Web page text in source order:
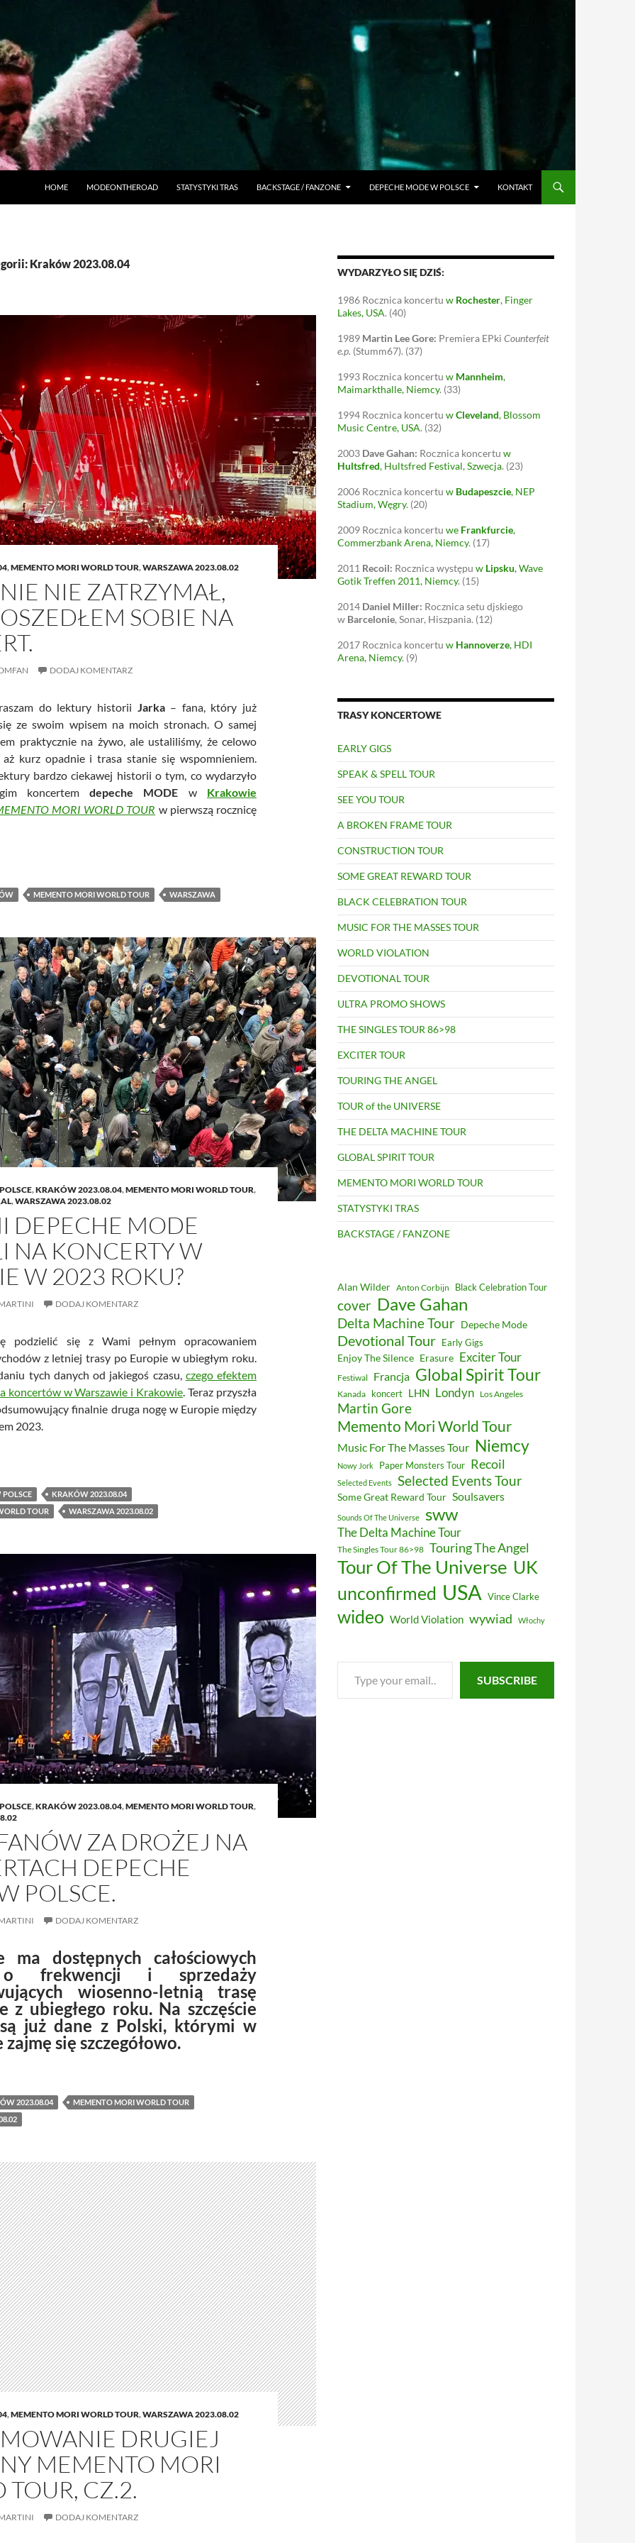
HOME MODEONTHEROAD STATYSTYKI TRAS BACKSTAGE / FANZONE DEPECHE MODE W POLSCE KONTAKT
Kraków 2023.08.04
,MEMENTO MORI WORLD TOUR,WARSZAWA 2023.08.02
NIE ZATRZYMAŁ,
SOBIE NA
DODAJ KOMENTARZ
do lektury historii Jarka– fana, który już
ze swoim wpisem na moich stronach. O samej
praktycznie na żywo, ale ustaliliśmy, że celowo
aż kurz opadnie i trasa stanie się wspomnieniem.
bardzo ciekawej historii o tym, co wydarzyło
koncertemdepeche MODE w Krakowie
MORI WORLD TOUR w pierwszą rocznicę
nie zatrzymał, więc poszedłem sobie na koncert.
MEMENTO MORI WORLD TOUR WARSZAWA
,KRAKÓW 2023.08.04,MEMENTO MORI WORLD TOUR,
,WARSZAWA 2023.08.02
DEPECHE MODE
NA KONCERTY W
W 2023 ROKU?
DODAJ KOMENTARZ
podzielić się z Wami pełnym opracowaniem
z letniej trasy po Europie w ubiegłym roku.
tych danych od jakiegoś czasu, czego efektem
koncertów w Warszawie i Krakowie. Teraz przyszła
finalnie druga nogę w Europie między
2023.
depeche MODE wydali na koncerty w Europie w 2023 roku?
POLSCE
KRAKÓW 2023.08.04
TOUR
WARSZAWA 2023.08.02
,KRAKÓW 2023.08.04,MEMENTO MORI WORLD TOUR,
ZA DROŻEJ NA
DEPECHE
POLSCE.
DODAJ KOMENTARZ
ma dostępnych całościowych
frekwencji i sprzedaży
wiosenno-letnią trasę
z ubiegłego roku. Na szczęście
już dane z Polski, którymi w
się szczegółowo.
fanów za drożej na koncertach depeche MODE w Polsce.
2023.08.04
MEMENTO MORI WORLD TOUR
,MEMENTO MORI WORLD TOUR,WARSZAWA 2023.08.02
DRUGIEJ
MEMENTO MORI
TOUR, CZ.2.
DODAJ KOMENTARZ
WYDARZYŁO SIĘ DZIŚ:
1986 Rocznica koncertu w Rochester, Finger
Lakes, USA. (40)
1989 Martin Lee Gore: Premiera EPki Counterfeit
e.p. (Stumm67). (37)
1993 Rocznica koncertu w Mannheim,
Maimarkthalle, Niemcy. (33)
1994 Rocznica koncertu wCleveland, Blossom
Music Centre, USA. (32)
2003 Dave Gahan: Rocznica koncertu w
Hultsfred, Hultsfred Festival, Szwecja. (23)
2006 Rocznica koncertu w Budapeszcie, NEP
Stadium, Węgry. (20)
2009 Rocznica koncertu we Frankfurcie,
Commerzbank Arena, Niemcy. (17)
2011 Recoil: Rocznica występu w Lipsku, Wave
Gotik Treffen 2011, Niemcy. (15)
2014 Daniel Miller: Rocznica setu djskiego
w Barcelonie, Sonar, Hiszpania. (12)
2017 Rocznica koncertu w Hannoverze, HDI
Arena, Niemcy. (9)
TRASY KONCERTOWE
EARLY GIGS
SPEAK & SPELL TOUR
SEE YOU TOUR
A BROKEN FRAME TOUR
CONSTRUCTION TOUR
SOME GREAT REWARD TOUR
BLACK CELEBRATION TOUR
MUSIC FOR THE MASSES TOUR
WORLD VIOLATION
DEVOTIONAL TOUR
ULTRA PROMO SHOWS
THE SINGLES TOUR 86>98
EXCITER TOUR
TOURING THE ANGEL
TOUR of the UNIVERSE
THE DELTA MACHINE TOUR
GLOBAL SPIRIT TOUR
MEMENTO MORI WORLD TOUR
STATYSTYKI TRAS
BACKSTAGE / FANZONE
Alan Wilder Anton Corbijn Black Celebration Tour
cover Dave Gahan
Delta Machine Tour Depeche Mode
Devotional Tour Early Gigs
Enjoy The Silence Erasure Exciter Tour
Festiwal Francja Global Spirit Tour
Kanada koncert LHN Londyn Los Angeles
Martin Gore
Memento Mori World Tour
Music For The Masses Tour Niemcy
Nowy Jork Paper Monsters Tour Recoil
Selected Events Selected Events Tour
Some Great Reward Tour Soulsavers
Sounds Of The Universe sww
The Delta Machine Tour
The Singles Tour 86>98 Touring The Angel
Tour Of The Universe UK
unconfirmed USA Vince Clarke
wideo World Violation wywiad Włochy
your
SUBSCRIBE